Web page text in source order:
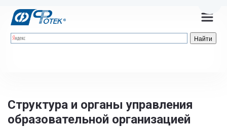
Структура и органы управления
образовательной организацией